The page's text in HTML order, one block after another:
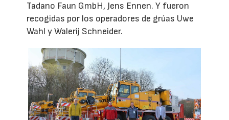
Tadano Faun GmbH, Jens Ennen. Y fueron
recogidas por los operadores de grúas Uwe
Wahl y Walerij Schneider.